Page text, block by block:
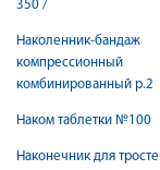
350 /
Наколенник-бандаж
компрессионный
комбинированный р.2
Наком таблетки №100
Наконечник для тростей и